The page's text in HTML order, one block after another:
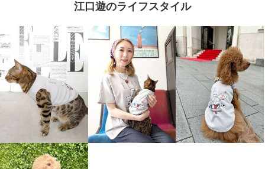
江口遊のライフスタイル